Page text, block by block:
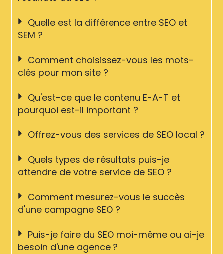
Quelle est la différence entre SEO et
SEM ?
Comment choisissez-vous les mots-
clés pour mon site ?
Qu'est-ce que le contenu E-A-T et
pourquoi est-il important ?
Offrez-vous des services de SEO local ?
Quels types de résultats puis-je
attendre de votre service de SEO ?
Comment mesurez-vous le succès
d'une campagne SEO ?
Puis-je faire du SEO moi-même ou ai-je
besoin d'une agence ?